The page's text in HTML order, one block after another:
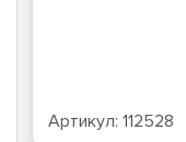
Артикул: 112528